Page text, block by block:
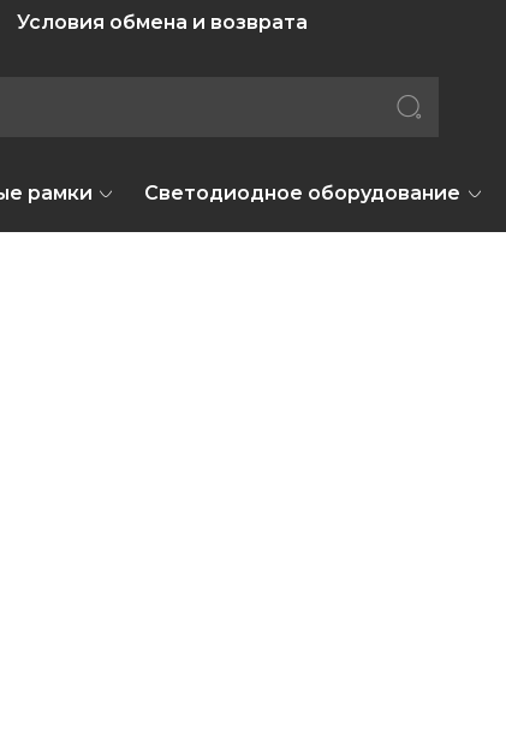
Условия обмена и возврата
рамки Светодиодное оборудование